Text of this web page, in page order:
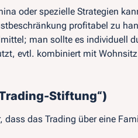
oder spezielle Strategien
profitabel zu
man sollte es individuell
evtl. kombiniert mit
Stiftung“)
dass das Trading über eine